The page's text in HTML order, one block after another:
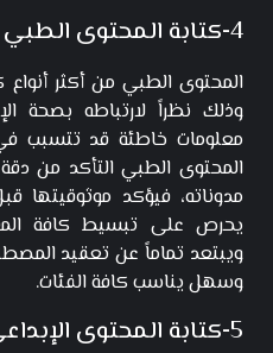
4-كتابة المحتوى الطبي
المحتوى الطبي من أكثر أنواع
وذلك نظراً لارتباطه بصحة
معلومات خاطئة قد تتسبب
المحتوى الطبي التأكد من
مدوناته، فيؤكد موثوقيتها
يحرص على تبسيط كافة
ويبتعد تماماً عن تعقيد
وسهل يناسب كافة الفئات.
5-كتابة المحتوى الإبداعي